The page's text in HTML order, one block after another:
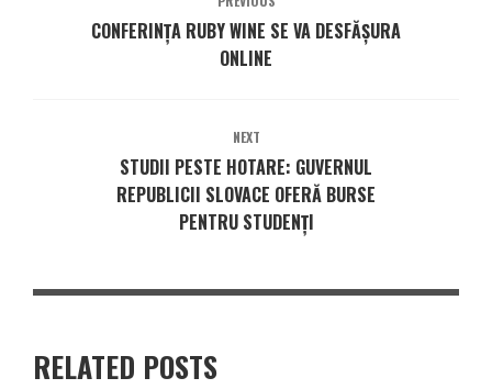
CONFERINȚA RUBY WINE SE VA DESFĂȘURA
ONLINE
NEXT
STUDII PESTE HOTARE: GUVERNUL
REPUBLICII SLOVACE OFERĂ BURSE
PENTRU STUDENȚI
RELATED POSTS